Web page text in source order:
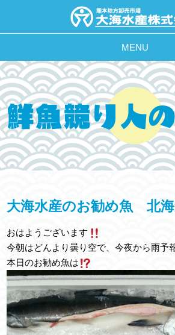
MENU
大海水産のお勧め魚 北
おはようございます
今朝はどんより曇り空で、今夜から雨予
本日のお勧め魚は